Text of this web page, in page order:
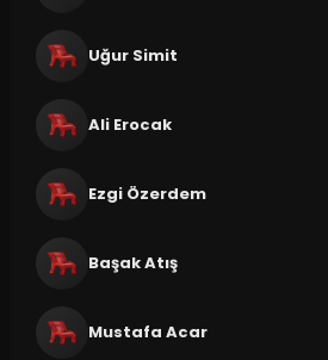
Uğur Simit
Ali Erocak
Ezgi Özerdem
Başak Atış
Mustafa Acar